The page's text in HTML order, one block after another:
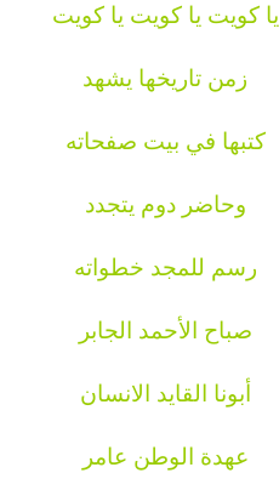
يا كويت يا كويت يا كويت
زمن تاريخها يشهد
كتبها في بيت صفحاته
وحاضر دوم يتجدد
رسم للمجد خطواته
صباح الأحمد الجابر
أبونا القايد الانسان
عهدة الوطن عامر